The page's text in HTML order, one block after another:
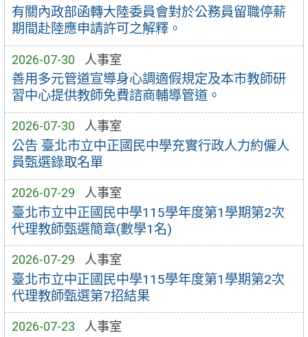
有關內政部函轉大陸委員會對於公務員留職停薪
期間赴陸應申請許可之解釋。
2026-07-30 人事室
善用多元管道宣導身心調適假規定及本市教師研
習中心提供教師免費諮商輔導管道。
2026-07-30 人事室
公告 臺北市立中正國民中學充實行政人力約僱人
員甄選錄取名單
2026-07-29 人事室
臺北市立中正國民中學115學年度第1學期第2次
代理教師甄選簡章(數學1名)
2026-07-29 人事室
臺北市立中正國民中學115學年度第1學期第2次
代理教師甄選第7招結果
2026-07-23 人事室